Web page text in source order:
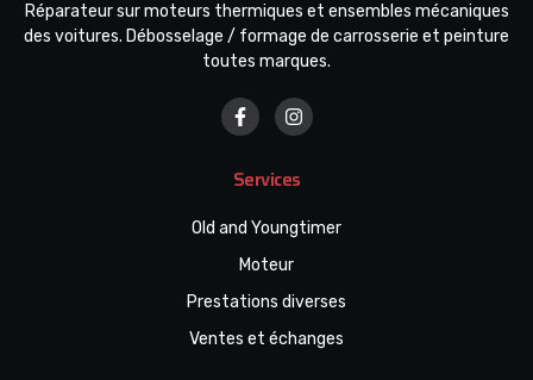
Réparateur sur moteurs thermiques et ensembles mécaniques
des voitures. Débosselage / formage de carrosserie et peinture
toutes marques.
Services
Old and Youngtimer
Moteur
Prestations diverses
Ventes et échanges